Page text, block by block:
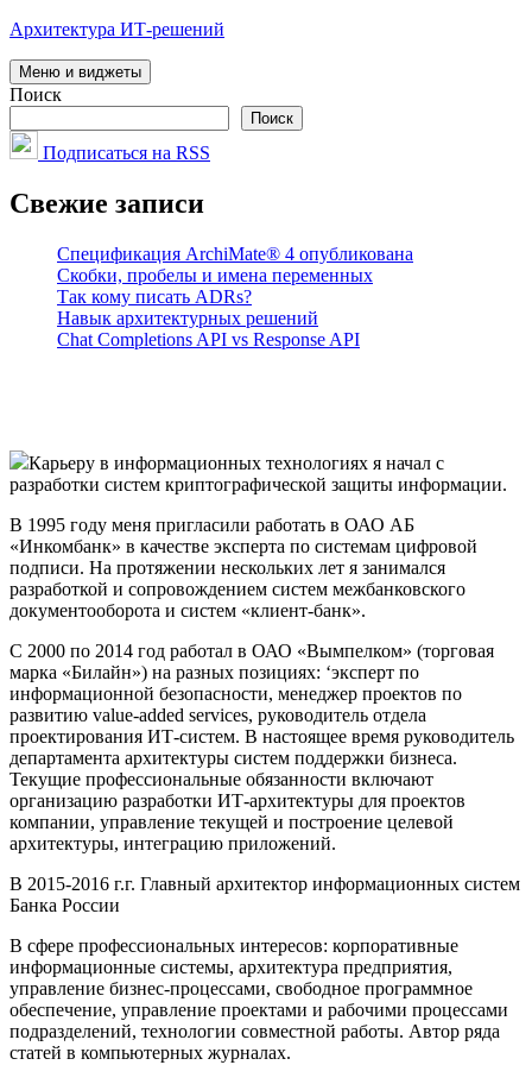
Перейти
содержимому
Архитектура ИТ-решений
Меню и виджеты
Поиск
Поиск
Подписаться на RSS
Свежие записи
Спецификация ArchiMate® 4 опубликована
Скобки, пробелы и имена переменных
Так кому писать ADRs?
Навык архитектурных решений
Chat Completions API vs Response API
Карьеру в информационных технологиях я начал с
разработки систем криптографической защиты информации.
В 1995 году меня пригласили работать в ОАО АБ
«Инкомбанк» в качестве эксперта по системам цифровой
подписи. На протяжении нескольких лет я занимался
разработкой и сопровождением систем межбанковского
документооборота и систем «клиент-банк».
С 2000 по 2014 год работал в ОАО «Вымпелком» (торговая
марка «Билайн») на разных позициях: ‘эксперт по
информационной безопасности, менеджер проектов по
развитию value-added services, руководитель отдела
проектирования ИТ-систем. В настоящее время руководитель
департамента архитектуры систем поддержки бизнеса.
Текущие профессиональные обязанности включают
организацию разработки ИТ-архитектуры для проектов
компании, управление текущей и построение целевой
архитектуры, интеграцию приложений.
В 2015-2016 г.г. Главный архитектор информационных систем
Банка России
В сфере профессиональных интересов: корпоративные
информационные системы, архитектура предприятия,
управление бизнес-процессами, свободное программное
обеспечение, управление проектами и рабочими процессами
подразделений, технологии совместной работы. Автор ряда
статей в компьютерных журналах.